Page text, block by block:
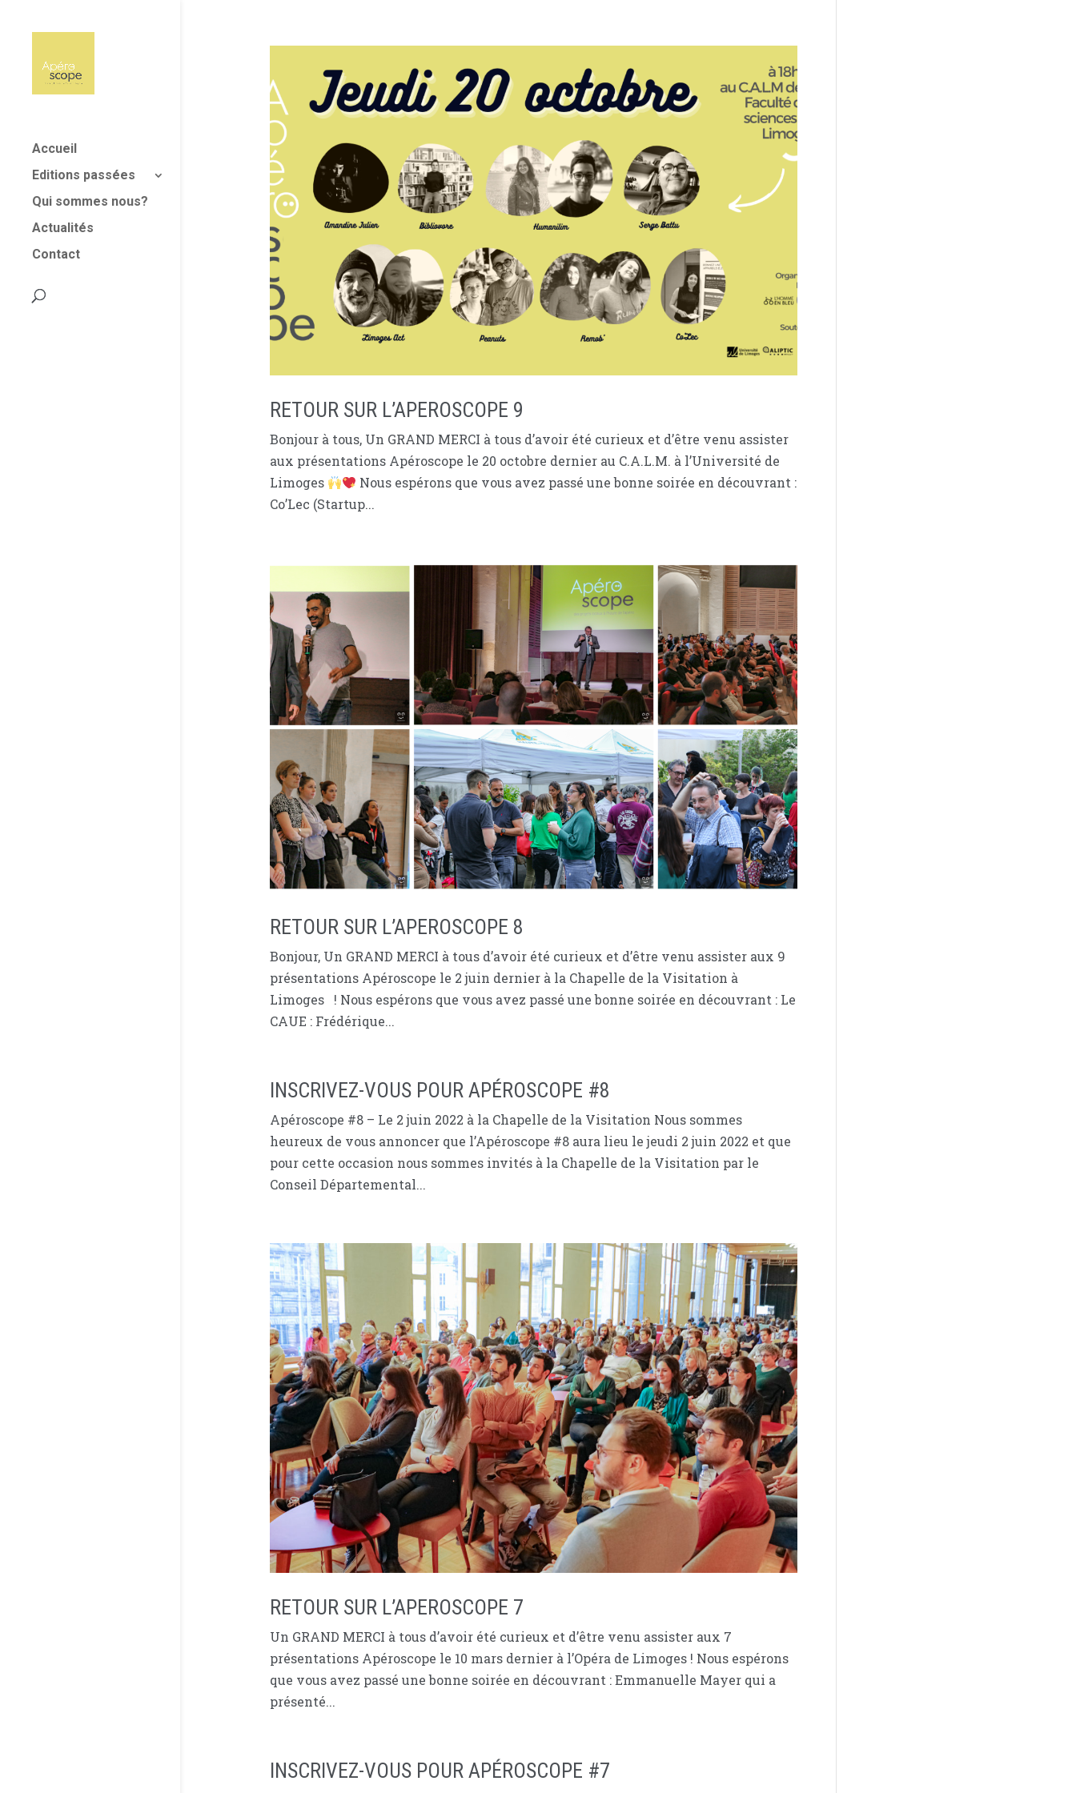
Accueil
Editions passées
Qui sommes nous?
Actualités
Contact
RETOUR SUR L’APEROSCOPE 9
Bonjour à tous, Un GRAND MERCI à tous d’avoir été curieux et d’être venu assister
aux présentations Apéroscope le 20 octobre dernier au C.A.L.M. à l’Université de
Limoges
Nous espérons que vous avez passé une bonne soirée en découvrant :
Co’Lec (Startup...
RETOUR SUR L’APEROSCOPE 8
Bonjour, Un GRAND MERCI à tous d’avoir été curieux et d’être venu assister aux 9
présentations Apéroscope le 2 juin dernier à la Chapelle de la Visitation à
Limoges ! Nous espérons que vous avez passé une bonne soirée en découvrant : Le
CAUE : Frédérique...
INSCRIVEZ-VOUS POUR APÉROSCOPE #8
Apéroscope #8 – Le 2 juin 2022 à la Chapelle de la Visitation Nous sommes
heureux de vous annoncer que l’Apéroscope #8 aura lieu le jeudi 2 juin 2022 et que
pour cette occasion nous sommes invités à la Chapelle de la Visitation par le
Conseil Départemental...
RETOUR SUR L’APEROSCOPE 7
Un GRAND MERCI à tous d’avoir été curieux et d’être venu assister aux 7
présentations Apéroscope le 10 mars dernier à l’Opéra de Limoges ! Nous espérons
que vous avez passé une bonne soirée en découvrant : Emmanuelle Mayer qui a
présenté...
INSCRIVEZ-VOUS POUR APÉROSCOPE #7